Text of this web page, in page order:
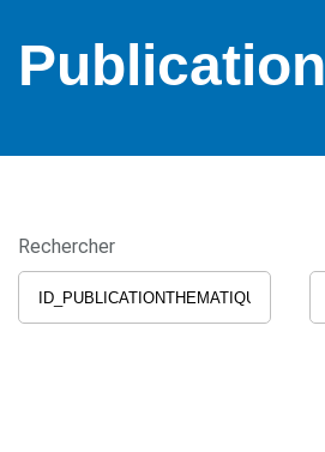
Publication
Rechercher